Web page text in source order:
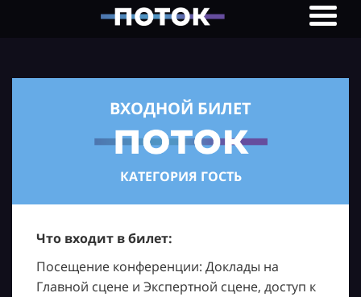
ВХОДНОЙ БИЛЕТ
КАТЕГОРИЯ ГОСТЬ
Что входит в билет:
Посещение конференции: Доклады на
Главной сцене и Экспертной сцене, доступ к